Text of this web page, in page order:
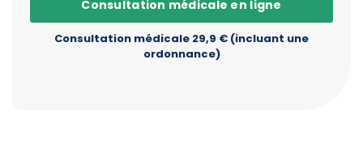
Consultation médicale en ligne
Consultation médicale 29,9 € (incluant une
ordonnance)